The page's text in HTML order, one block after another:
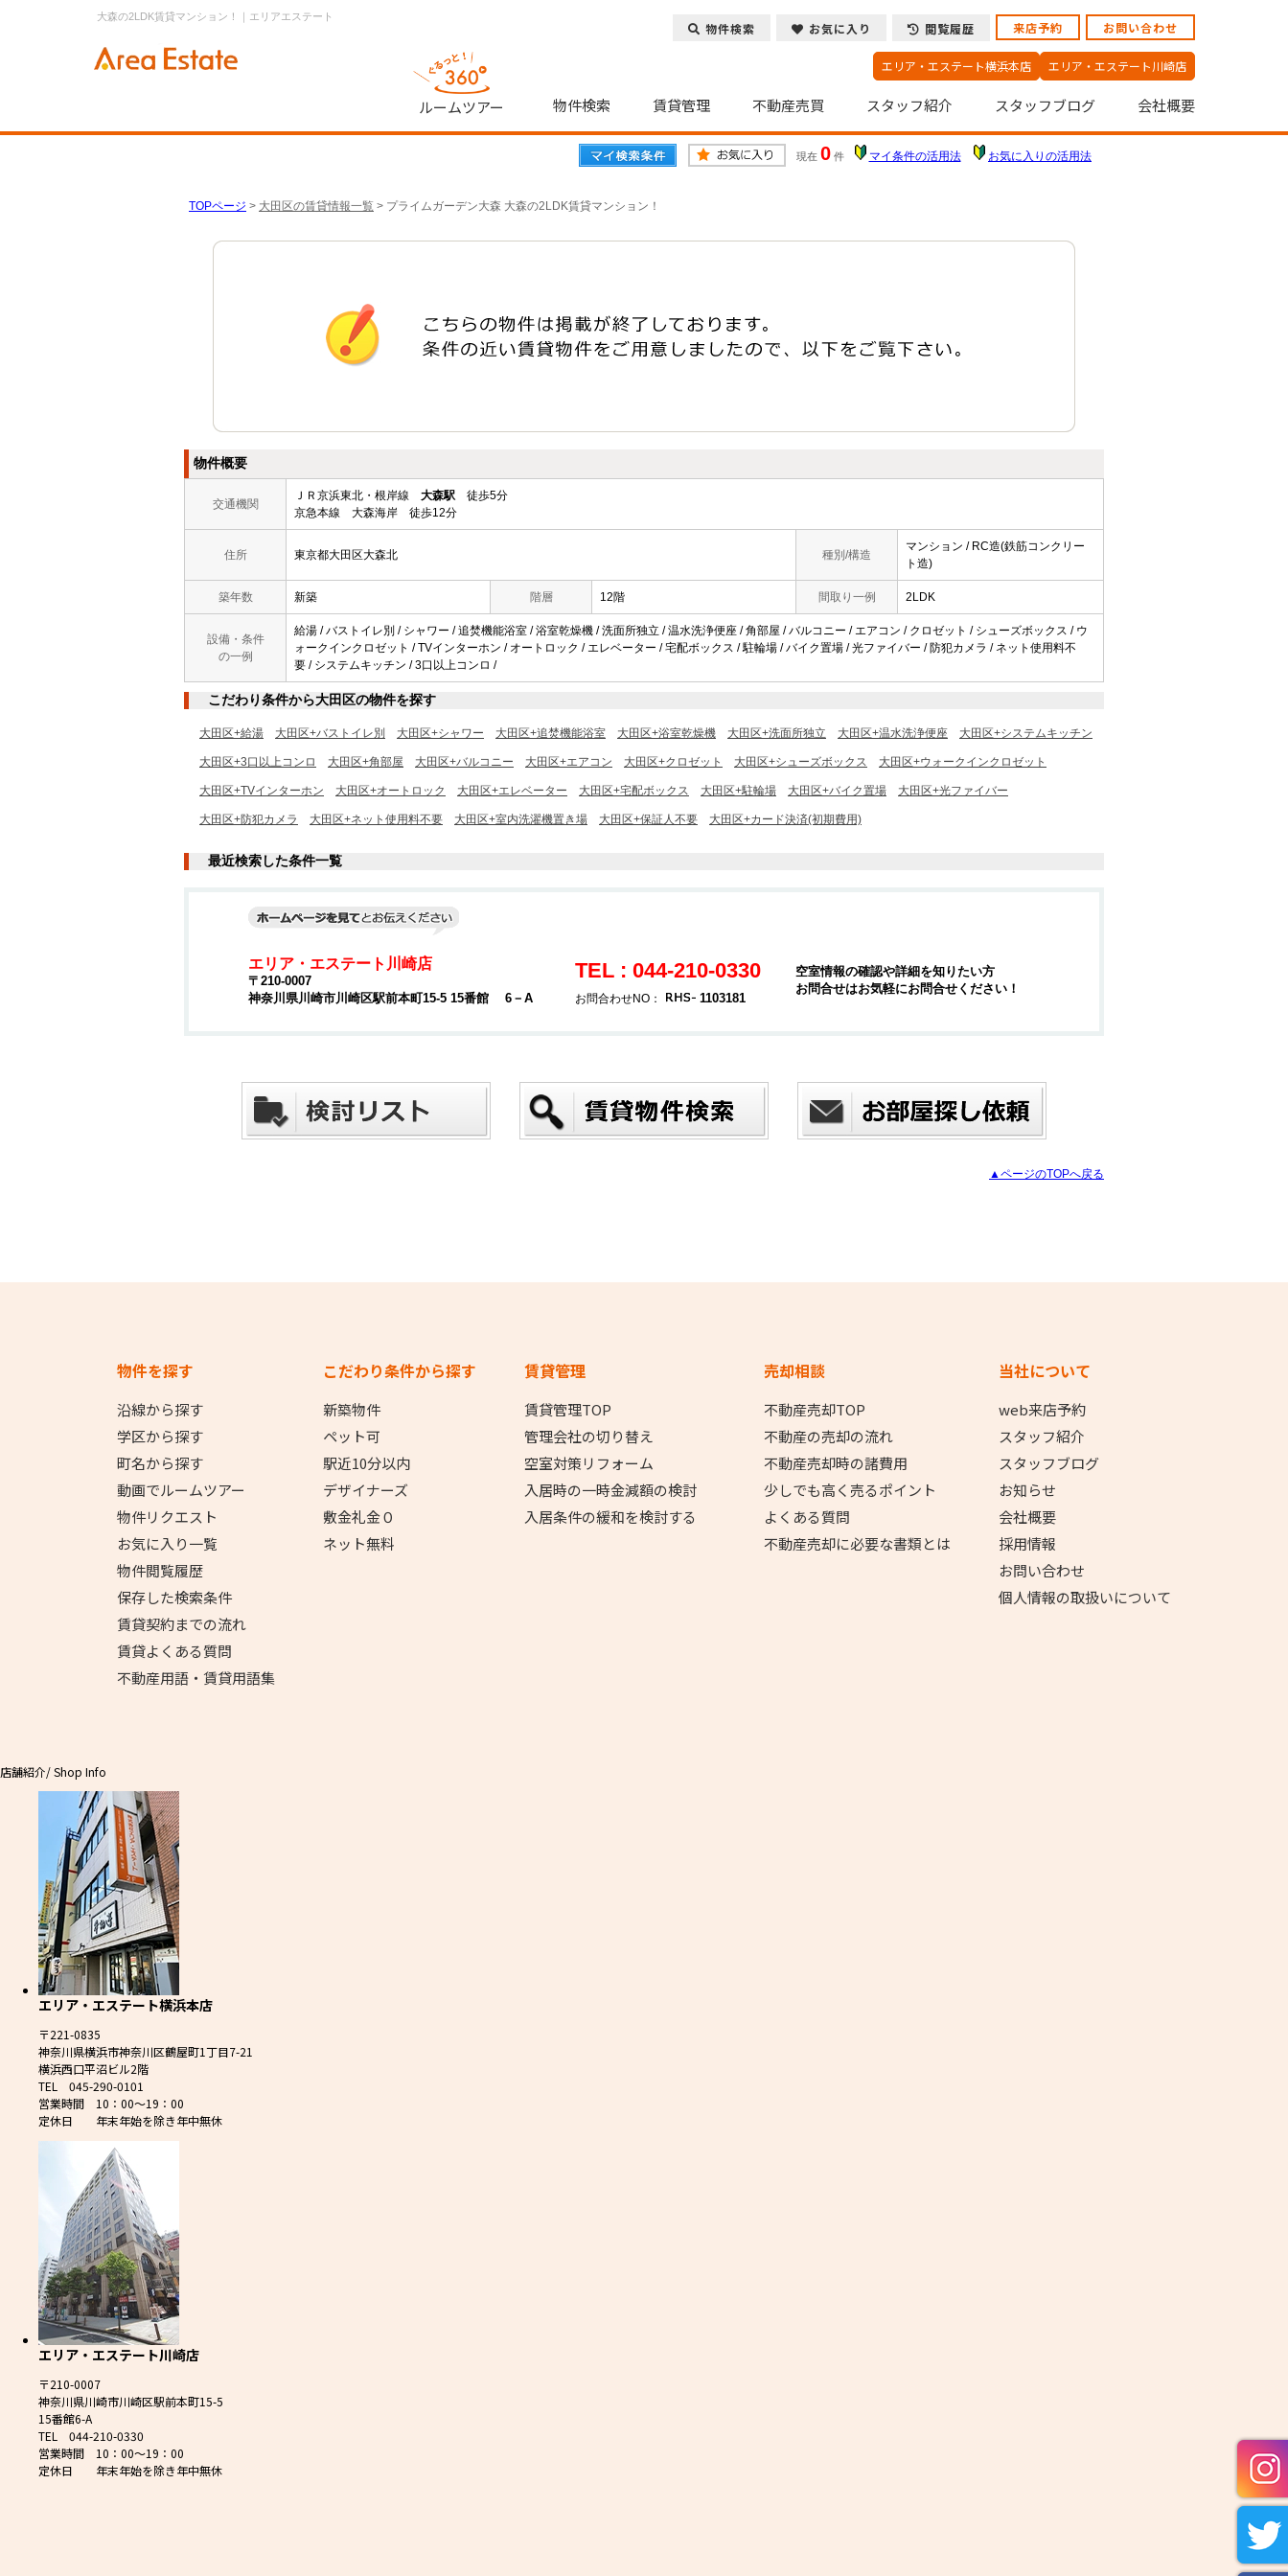
大森の2LDK賃貸マンション！｜エリアエステート
物件検索 お気に入り 閲覧履歴 来店予約 お問い合わせ
エリア・エステート横浜本店 エリア・エステート川崎店
ルームツアー 物件検索 賃貸管理 不動産売買 スタッフ紹介 スタッフブログ 会社概要
現在 0 件 マイ条件の活用法 お気に入りの活用法
TOPページ > 大田区の賃貸情報一覧 > プライムガーデン大森 大森の2LDK賃貸マンション！
物件概要
交通機関
ＪＲ京浜東北・根岸線 大森駅 徒歩5分
京急本線 大森海岸 徒歩12分
住所 東京都大田区大森北 種別/構造
マンション / RC造(鉄筋コンクリー
ト造)
築年数 新築 階層 12階 間取り一例 2LDK
設備・条件
の一例
給湯 / バストイレ別 / シャワー / 追焚機能浴室 / 浴室乾燥機 / 洗面所独立 / 温水洗浄便座 / 角部屋 / バルコニー / エアコン / クロゼット / シューズボックス / ウ
ォークインクロゼット / TVインターホン / オートロック / エレベーター / 宅配ボックス / 駐輪場 / バイク置場 / 光ファイバー / 防犯カメラ / ネット使用料不
要 / システムキッチン / 3口以上コンロ /
こだわり条件から大田区の物件を探す
大田区+給湯 大田区+バストイレ別 大田区+シャワー 大田区+追焚機能浴室 大田区+浴室乾燥機 大田区+洗面所独立 大田区+温水洗浄便座 大田区+システムキッチン
大田区+3口以上コンロ 大田区+角部屋 大田区+バルコニー 大田区+エアコン 大田区+クロゼット 大田区+シューズボックス 大田区+ウォークインクロゼット
大田区+TVインターホン 大田区+オートロック 大田区+エレベーター 大田区+宅配ボックス 大田区+駐輪場 大田区+バイク置場 大田区+光ファイバー
大田区+防犯カメラ 大田区+ネット使用料不要 大田区+室内洗濯機置き場 大田区+保証人不要 大田区+カード決済(初期費用)
最近検索した条件一覧
エリア・エステート川崎店
〒210-0007
神奈川県川崎市川崎区駅前本町15-5 15番館 6－A
TEL : 044-210-0330
お問合わせNO： 1103181
空室情報の確認や詳細を知りたい方
お問合せはお気軽にお問合せください！
▲ページのTOPへ戻る
物件を探す
沿線から探す
学区から探す
町名から探す
動画でルームツアー
物件リクエスト
お気に入り一覧
物件閲覧履歴
保存した検索条件
賃貸契約までの流れ
賃貸よくある質問
不動産用語・賃貸用語集
こだわり条件から探す
新築物件
ペット可
駅近10分以内
デザイナーズ
敷金礼金０
ネット無料
賃貸管理
賃貸管理TOP
管理会社の切り替え
空室対策リフォーム
入居時の一時金減額の検討
入居条件の緩和を検討する
売却相談
不動産売却TOP
不動産の売却の流れ
不動産売却時の諸費用
少しでも高く売るポイント
よくある質問
不動産売却に必要な書類とは
当社について
web来店予約
スタッフ紹介
スタッフブログ
お知らせ
会社概要
採用情報
お問い合わせ
個人情報の取扱いについて
店舗紹介/ Shop Info
エリア・エステート横浜本店
〒221-0835
神奈川県横浜市神奈川区鶴屋町1丁目7-21
横浜西口平沼ビル2階
TEL 045-290-0101
営業時間 10：00～19：00
定休日 年末年始を除き年中無休
エリア・エステート川崎店
〒210-0007
神奈川県川崎市川崎区駅前本町15-5
15番館6-A
TEL 044-210-0330
営業時間 10：00～19：00
定休日 年末年始を除き年中無休